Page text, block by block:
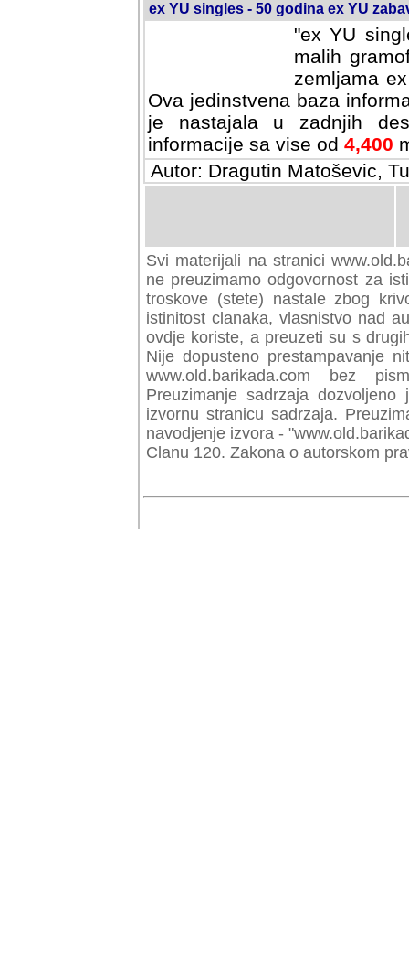
ex YU singles - 50 godina ex YU
"ex YU
malih
zemljama
Ova jedinstvena baza
je nastajala u zadnjih
informacije sa vise od 4,400
Autor: Dragutin Matoševic,
Svi materijali na stranici
preuzimamo odgovornost za
troskove (stete) nastale zbog
istinitost clanaka, vlasnistvo nad
ovdje koriste, a preuzeti su s
Nije dopusteno prestampavanje
www.old.barikada.com bez
Preuzimanje sadrzaja
izvornu stranicu sadrzaja.
navodjenje izvora -
Clanu 120. Zakona o autorskom